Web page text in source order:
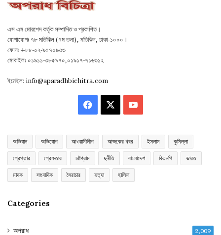
এস এম মোরশেদ কর্তৃক সম্পাদিত ও প্রকাশিত।
যোগাযোগঃ ৭৮ মতিঝিল (৭ম তলা), মতিঝিল, ঢাকা-১০০০।
ফোনঃ +৮৮-০২-৯৫৭০৯৩৩
মোবাইলঃ ০১৯১১-৩৮৫৯৭০,০১৯১৭-৭১৬৩১২
ইমেইল:info@aparadhbichitra.com
Facebook YouTube
অভিযান অভিযোগ আওয়ামীলীগ আজকের খবর ইসলাম কুমিল্লা
গ্রেপ্তার গ্রেফতার চট্টগ্রাম দুর্নীতি বাংলাদেশ বিএনপি ভারত
মাদক সাংবাদিক সৈরাচার হত্যা হাসিনা
Categories
অপরাধ 2,009